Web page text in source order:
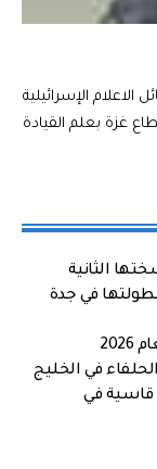
الإسرائيلية
غزة بعلم القيادة
الثانية
في جدة
في الخليج
قاسية في